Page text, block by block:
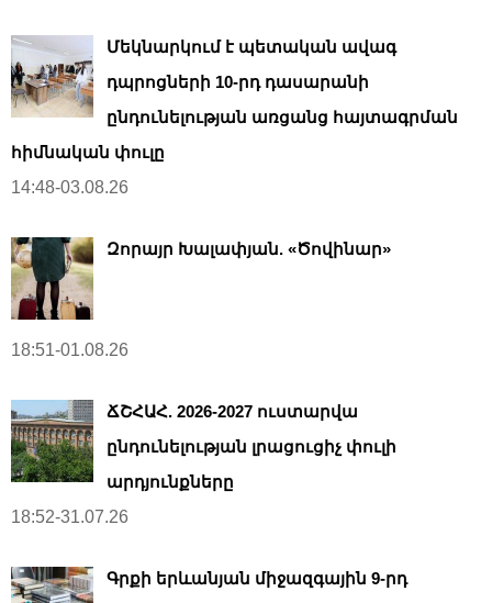
Մեկնարկում է պետական ավագ
դպրոցների 10-րդ դասարանի
ընդունելության առցանց հայտագրման
հիմնական փուլը
14:48-03.08.26
Զորայր Խալափյան. «Ծովինար»
18:51-01.08.26
ՃՇՀԱՀ. 2026-2027 ուստարվա
ընդունելության լրացուցիչ փուլի
արդյունքները
18:52-31.07.26
Գրքի երևանյան միջազգային 9-րդ